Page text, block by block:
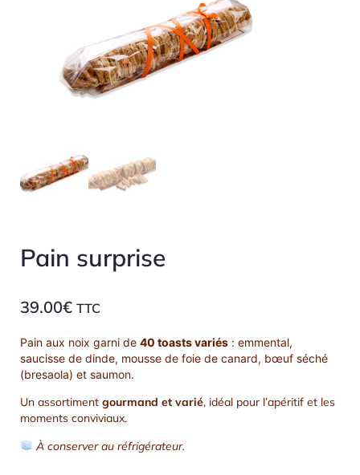
Pain surprise
39.00€ TTC
Pain aux noix garni de 40 toasts variés : emmental,
saucisse de dinde, mousse de foie de canard, bœuf séché
(bresaola) et saumon.
Un assortiment gourmand et varié, idéal pour l’apéritif et les
moments conviviaux.
À conserver au réfrigérateur.